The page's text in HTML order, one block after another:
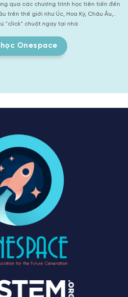
qua các chương trình học tiên tiến đến
trên thế giới như Úc, Hoa Kỳ, Châu Âu,..
"click" chuột ngay tại nhà
học Onespace